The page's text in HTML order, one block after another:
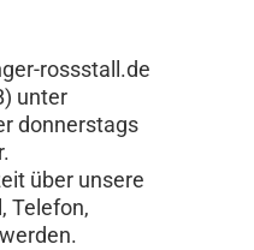
rossstall.de
unter
donnerstags
über unsere
Telefon,